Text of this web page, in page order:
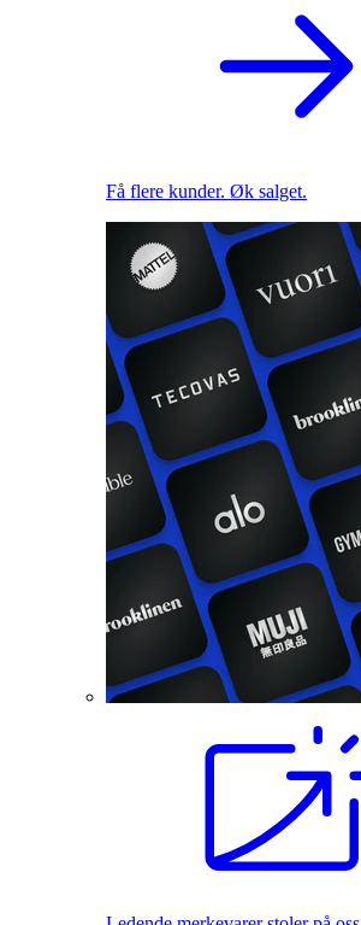
Få flere kunder. Øk salget.